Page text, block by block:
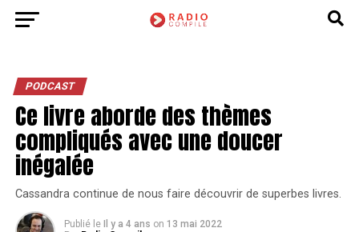
PODCAST
Ce livre aborde des thèmes
compliqués avec une doucer
inégalée
Cassandra continue de nous faire découvrir de superbes livres.
Publié le Il y a 4 ans on 13 mai 2022